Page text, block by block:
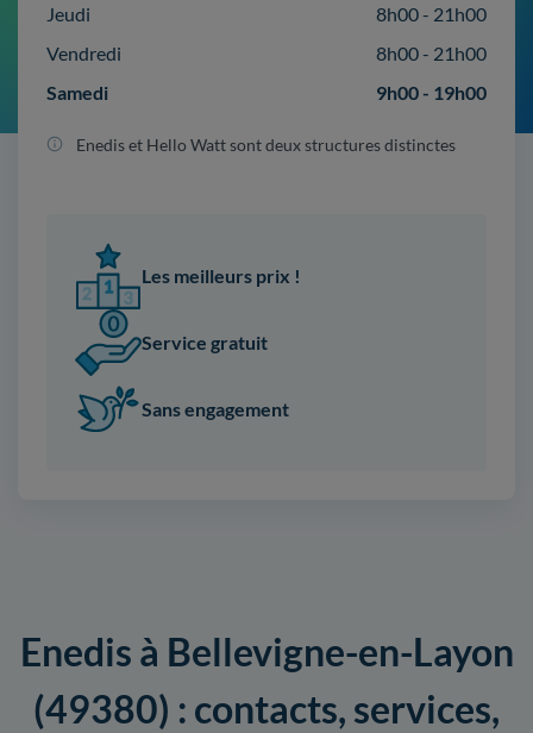
Jeudi
8h00 - 21h00
Vendredi
8h00 - 21h00
Samedi
9h00 - 19h00
Enedis et Hello Watt sont deux structures distinctes
Les meilleurs prix !
Service gratuit
Sans engagement
Enedis à Bellevigne-en-Layon
(49380) : contacts, services,